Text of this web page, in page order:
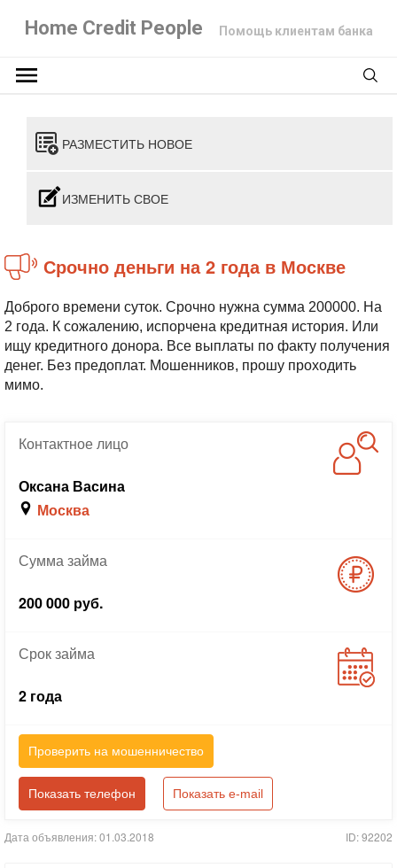
Home Credit People Помощь клиентам банка
РАЗМЕСТИТЬ НОВОЕ
ИЗМЕНИТЬ СВОЕ
Срочно деньги на 2 года в Москве
Доброго времени суток. Срочно нужна сумма 200000. На
2 года. К сожалению, испорчена кредитная история. Или
ищу кредитного донора. Все выплаты по факту получения
денег. Без предоплат. Мошенников, прошу проходить
мимо.
Контактноелицо
Оксана Васина
Москва
Суммазайма
200 000 руб.
Срокзайма
2 года
Проверить на мошенничество
Показать телефон Показать e-mail
Дата объявления: 01.03.2018 ID: 92202